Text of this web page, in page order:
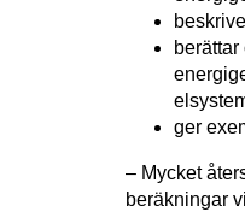
berättar
ger
– Mycket
beräkningar